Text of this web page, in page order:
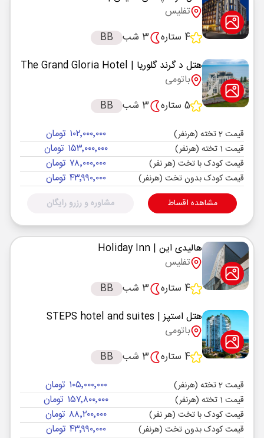
تفلیس
4 ستاره
3 شب
BB
هتل د گرند گلوریا | The Grand Gloria Hotel
باتومی
5 ستاره
3 شب BB
قیمت 2 تخته (هرنفر) ۱۰۲٬۰۰۰٬۰۰۰ تومان
قیمت 1 تخته (هرنفر) ۱۵۳٬۰۰۰٬۰۰۰ تومان
قیمت کودک با تخت (هر نفر) ۷۸٬۰۰۰٬۰۰۰ تومان
قیمت کودک بدون تخت (هرنفر) ۴۳٬۹۹۰٬۰۰۰ تومان
مشاهده اقساط مشاوره و رزرو رایگان
هالیدی این | Holiday Inn
تفلیس
4 ستاره
3 شب
BB
هتل استپز| STEPS hotel and suites
باتومی
4 ستاره
3 شب BB
قیمت 2 تخته (هرنفر) ۱۰۵٬۰۰۰٬۰۰۰ تومان
قیمت 1 تخته (هرنفر) ۱۵۷٬۸۰۰٬۰۰۰ تومان
قیمت کودک با تخت (هر نفر) ۸۸٬۲۰۰٬۰۰۰ تومان
قیمت کودک بدون تخت (هرنفر) ۴۳٬۹۹۰٬۰۰۰ تومان